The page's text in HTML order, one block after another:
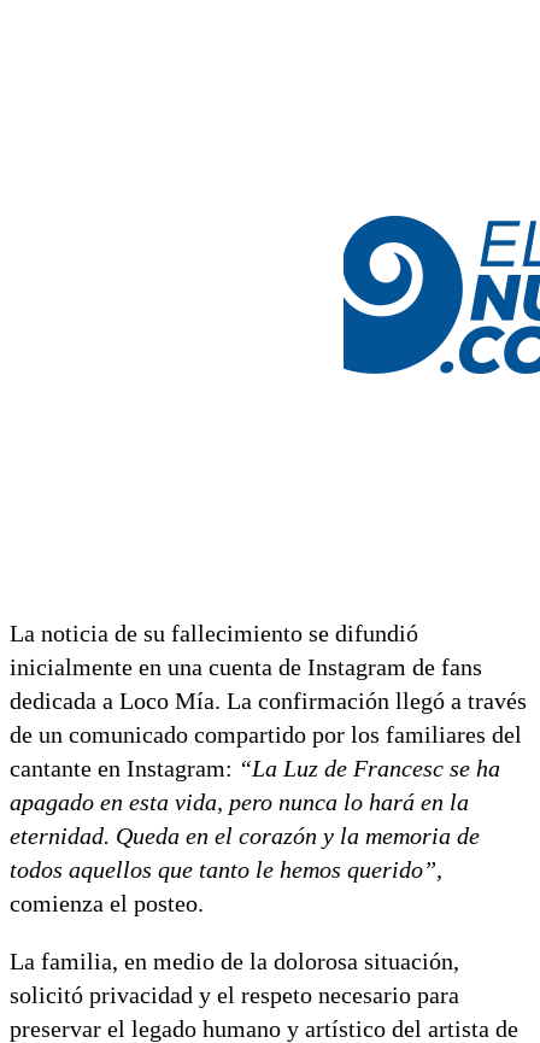
La noticia de su fallecimiento se difundió
inicialmente en una cuenta de Instagram de fans
dedicada a Loco Mía. La confirmación llegó a través
de un comunicado compartido por los familiares del
cantante en Instagram: “La Luz de Francesc se ha
apagado en esta vida, pero nunca lo hará en la
eternidad. Queda en el corazón y la memoria de
todos aquellos que tanto le hemos querido”,
comienza el posteo.
La familia, en medio de la dolorosa situación,
solicitó privacidad y el respeto necesario para
preservar el legado humano y artístico del artista de